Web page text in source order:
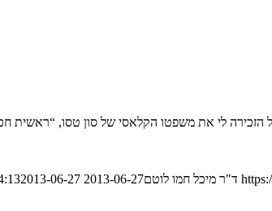
לי את משפטו הקלאסי של סון טסו, “ראשית
ד"ר מיכל חמו לוטם2013-06-27 16:34:13
2013-06-27 16:34:13